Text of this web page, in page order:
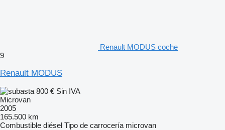
Renault MODUS coche
9
Renault MODUS
800 € Sin IVA
Microvan
2005
165.500 km
Combustible diésel Tipo de carrocería microvan